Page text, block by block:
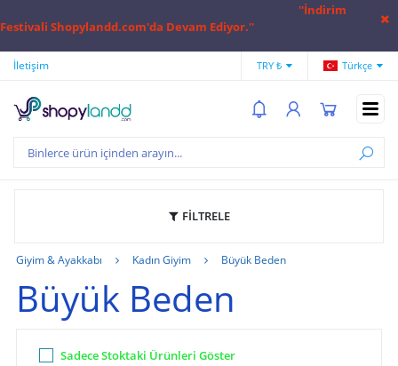
''İndirim
Festivali Shopylandd.com'da Devam Ediyor.''
İletişim Hesap Numaralarımız
TRY ₺ Türkçe
FİLTRELE
Giyim & Ayakkabı Kadın Giyim Büyük Beden
Büyük Beden
Sadece Stoktaki Ürünleri Göster